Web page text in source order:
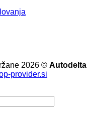
2026 ©
provider.si